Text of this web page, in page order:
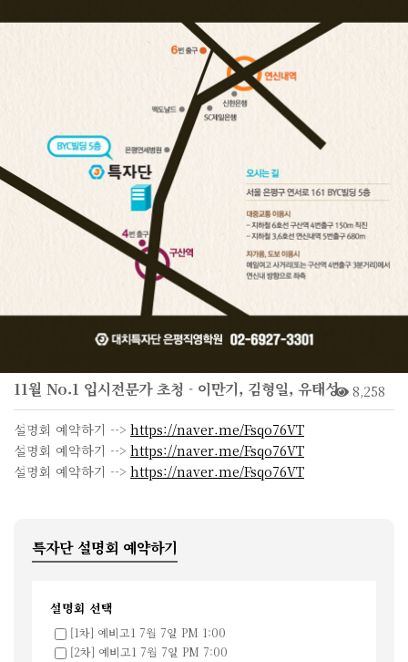
11월 No.1 입시전문가 초청 - 이만기, 김형일, 유태성 8,258
설명회 예약하기 --> https://naver.me/Fsqo76VT
설명회 예약하기 --> https://naver.me/Fsqo76VT
설명회 예약하기 --> https://naver.me/Fsqo76VT
특자단 설명회 예약하기
설명회 선택
[1차] 예비고1 7월 7일 PM 1:00
[2차] 예비고1 7월 7일 PM 7:00